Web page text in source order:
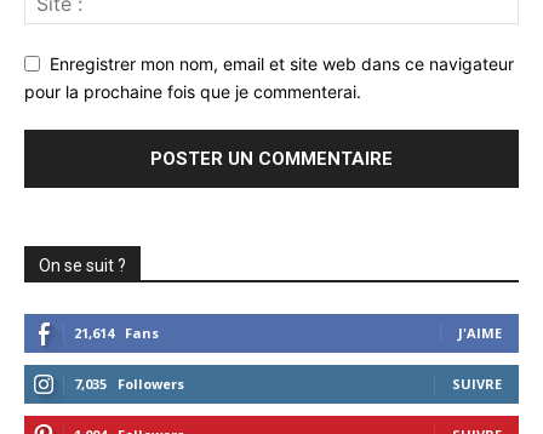
Enregistrer mon nom, email et site web dans ce navigateur
pour la prochaine fois que je commenterai.
On se suit ?
21,614 Fans J'AIME
7,035 Followers SUIVRE